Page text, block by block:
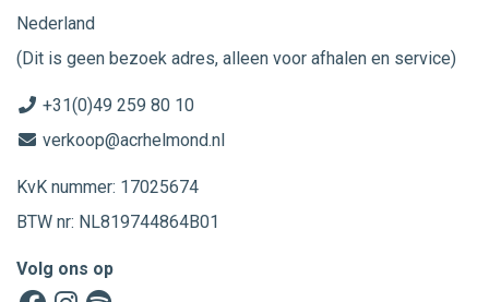
Nederland
(Dit is geen bezoek adres, alleen voor afhalen en service)
+31(0)49 259 80 10
verkoop@acrhelmond.nl
KvK nummer: 17025674
BTW nr: NL819744864B01
Volg ons op